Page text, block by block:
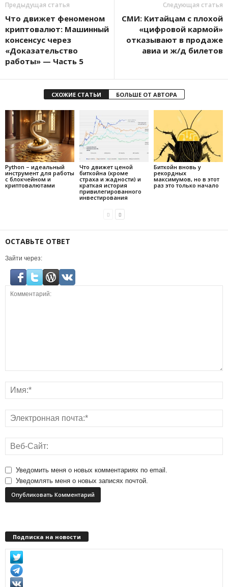
Предыдущая статья
Что движет феноменом
криптовалют: Машинный
консенсус через
«Доказательство
работы» — Часть 5
Следующая статья
СМИ: Китайцам с плохой
«цифровой кармой»
отказывают в продаже
авиа и ж/д билетов
СХОЖИЕ СТАТЬИ БОЛЬШЕ ОТ АВТОРА
Python – идеальный
инструмент для работы
с блокчейном и
криптовалютами
Что движет ценой
биткойна (кроме
страха и жадности) и
краткая история
привилегированного
инвестирования
Биткойн вновь у
рекордных
максимумов, но в этот
раз это только начало
ОСТАВЬТЕ ОТВЕТ
Зайти через:
Уведомить меня о новых комментариях по email.
Уведомлять меня о новых записях почтой.
Подписка на новости